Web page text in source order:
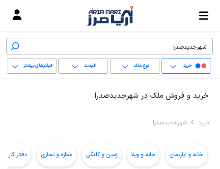
خرید نوع ملک قیمت فیلترهای بیشتر
خرید و فروش ملک در شهرجدیدصدرا
خرید شهرجدیدصدرا
خانه و آپارتمان خانه و ویلا زمین و کلنگی مغازه و تجاری دفتر کار و